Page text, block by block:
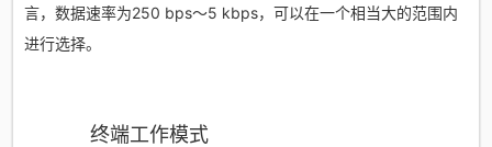
言，数据速率为250 bps～5 kbps，可以在一个相当大的范围内
进行选择。
终端工作模式